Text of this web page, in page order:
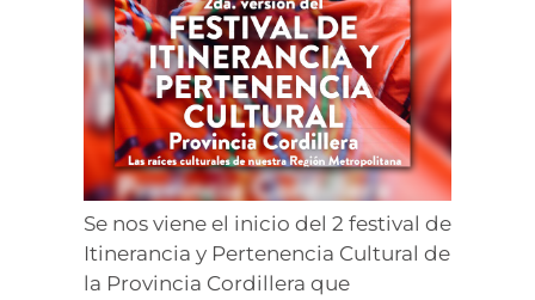
Se nos viene el inicio del 2 festival de
Itinerancia y Pertenencia Cultural de
la Provincia Cordillera que